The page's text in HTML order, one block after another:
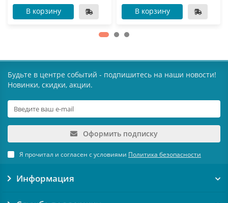
В корзину В корзину
Будьте в центре событий - подпишитесь на наши новости!
Новинки, скидки, акции.
Оформить подписку
Я прочитал и согласен с условиями Политика безопасности
Информация